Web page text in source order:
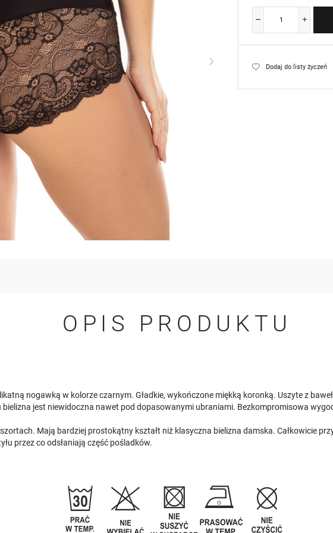
Dodaj do listy życzeń
OPIS PRODUKTU
nogawką w kolorze czarnym. Gładkie, wykończone miękką koronką. Uszyte z
jest niewidoczna nawet pod dopasowanymi ubraniami. Bezkompromisowa
Mają bardziej prostokątny kształt niż klasyczna bielizna damska. Całkowicie
przez co odsłaniają część pośladków.
USTAWIENIA
Szanujemy Twoją prywatność. Możesz zmienić ustawienia cookies lub zaakceptować je
wszystkie. W dowolnym momencie możesz dokonać zmiany swoich ustawień.